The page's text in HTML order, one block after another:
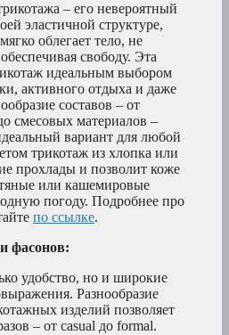
– его невероятный
эластичной структуре,
облегает тело, не
свободу. Эта
идеальным выбором
активного отдыха и даже
составов – от
смесовых материалов –
вариант для любой
трикотаж из хлопка или
прохлады и позволит коже
или кашемировые
погоду. Подробнее про
по ссылке.
фасонов:
удобство, но и широкие
Разнообразие
изделий позволяет
– от casual до formal.